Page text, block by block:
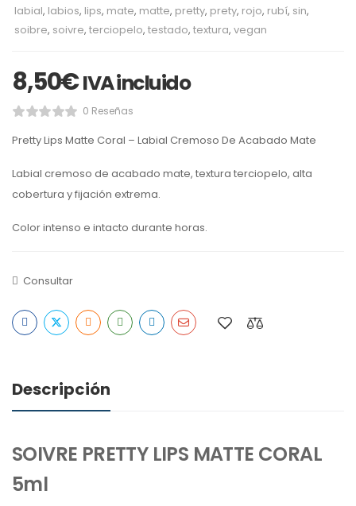
labial, labios, lips, mate, matte, pretty, prety, rojo, rubí, sin,
soibre, soivre, terciopelo, testado, textura, vegan
8,50€IVA incluido
0 Reseñas
Pretty Lips Matte Coral – Labial Cremoso De Acabado Mate
Labial cremoso de acabado mate, textura terciopelo, alta
cobertura y fijación extrema.
Color intenso e intacto durante horas.
Consultar
Descripción
SOIVRE PRETTY LIPS MATTE CORAL
5ml